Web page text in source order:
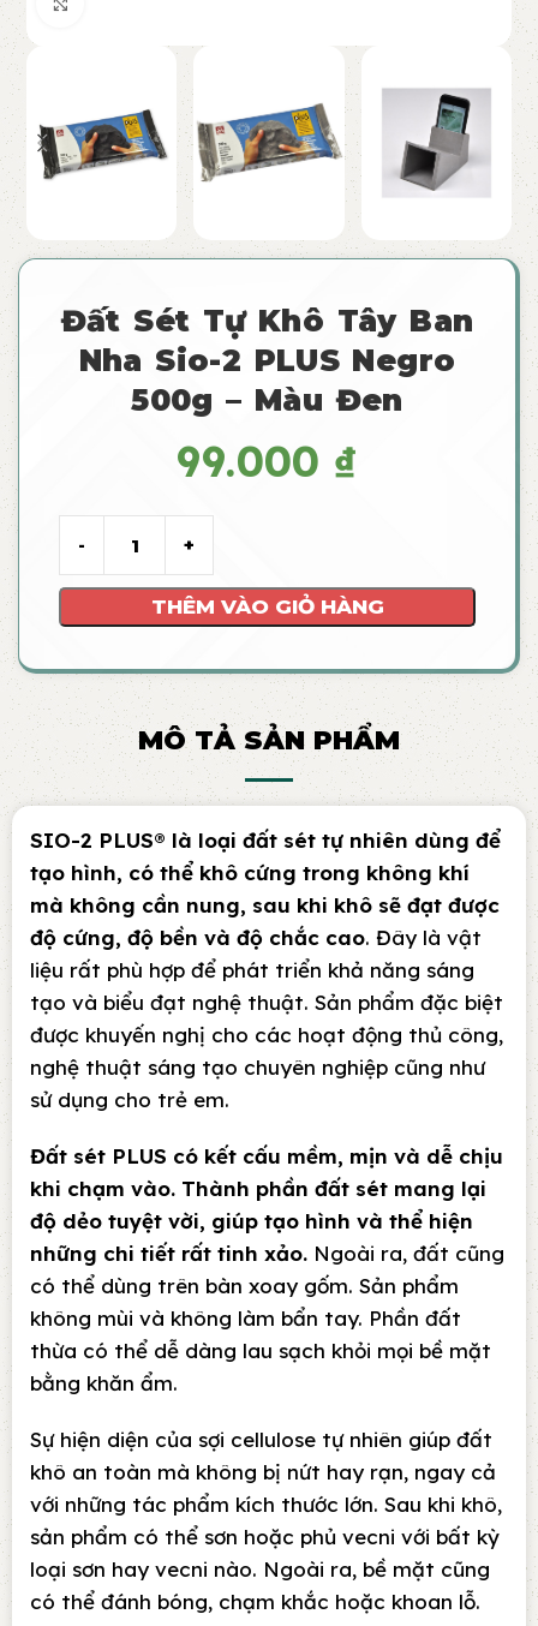
Đất Sét Tự Khô Tây Ban
Nha Sio-2 PLUS Negro
500g – Màu Đen
99.000 ₫
THÊM VÀO GIỎ HÀNG
MÔ TẢ SẢN PHẨM
SIO-2 PLUS® là loại đất sét tự nhiên dùng để
tạo hình, có thể khô cứng trong không khí
mà không cần nung, sau khi khô sẽ đạt được
độ cứng, độ bền và độ chắc cao. Đây là vật
liệu rất phù hợp để phát triển khả năng sáng
tạo và biểu đạt nghệ thuật. Sản phẩm đặc biệt
được khuyến nghị cho các hoạt động thủ công,
nghệ thuật sáng tạo chuyên nghiệp cũng như
sử dụng cho trẻ em.
Đất sét PLUS có kết cấu mềm, mịn và dễ chịu
khi chạm vào. Thành phần đất sét mang lại
độ dẻo tuyệt vời, giúp tạo hình và thể hiện
những chi tiết rất tinh xảo. Ngoài ra, đất cũng
có thể dùng trên bàn xoay gốm. Sản phẩm
không mùi và không làm bẩn tay. Phần đất
thừa có thể dễ dàng lau sạch khỏi mọi bề mặt
bằng khăn ẩm.
Sự hiện diện của sợi cellulose tự nhiên giúp đất
khô an toàn mà không bị nứt hay rạn, ngay cả
với những tác phẩm kích thước lớn. Sau khi khô,
sản phẩm có thể sơn hoặc phủ vecni với bất kỳ
loại sơn hay vecni nào. Ngoài ra, bề mặt cũng
có thể đánh bóng, chạm khắc hoặc khoan lỗ.